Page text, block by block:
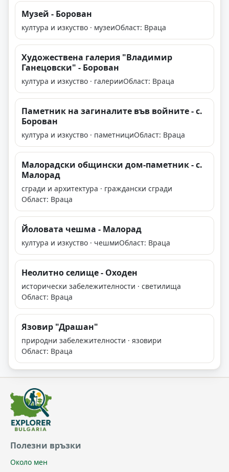
Музей - Борован
култура и изкуство · музеиОбласт: Враца
Художествена галерия "Владимир
Ганецовски" - Борован
култура и изкуство · галерииОбласт: Враца
Паметник на загиналите във войните - с.
Борован
култура и изкуство · паметнициОбласт: Враца
Малорадски общински дом-паметник - с.
Малорад
сгради и архитектура · граждански сгради
Област: Враца
Йоловата чешма - Малорад
култура и изкуство · чешмиОбласт: Враца
Неолитно селище - Оходен
исторически забележителности · светилища
Област: Враца
Язовир "Драшан"
природни забележителности · язовири
Област: Враца
Полезни връзки
Около мен